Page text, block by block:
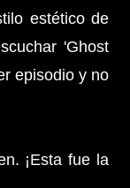
estético de
'Ghost
episodio y no
¡Esta fue la